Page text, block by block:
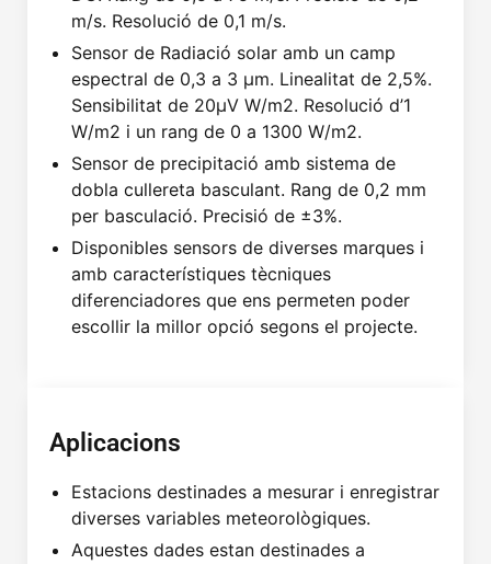
m/s. Resolució de 0,1 m/s.
Sensor de Radiació solar amb un camp
espectral de 0,3 a 3 µm. Linealitat de 2,5%.
Sensibilitat de 20µV W/m2. Resolució d’1
W/m2 i un rang de 0 a 1300 W/m2.
Sensor de precipitació amb sistema de
dobla cullereta basculant. Rang de 0,2 mm
per basculació. Precisió de ±3%.
Disponibles sensors de diverses marques i
amb característiques tècniques
diferenciadores que ens permeten poder
escollir la millor opció segons el projecte.
Aplicacions
Estacions destinades a mesurar i enregistrar
diverses variables meteorològiques.
Aquestes dades estan destinades a